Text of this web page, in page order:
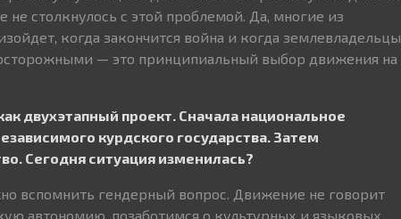
столкнулось с этой проблемой. Да, многие из
когда закончится война и когда землевладельцы
— это принципиальный выбор движения на
двухэтапный проект. Сначала национальное
курдского государства. Затем
Сегодня ситуация изменилась?
вспомнить гендерный вопрос. Движение не говорит
автономию, позаботимся о культурных и языковых